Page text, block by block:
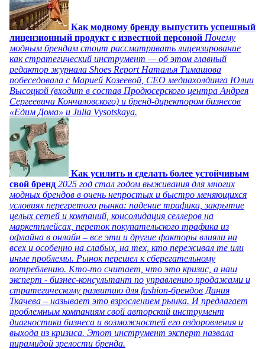
Как модному бренду выпустить успешный
лицензионный продукт с известной персоной Почему
модным брендам стоит рассматривать лицензирование
как стратегический инструмент — об этом главный
редактор журнала Shoes Report Наталья Тимашова
побеседовала с Марией Козеевой, СЕО медиахолдинга Юлии
Высоцкой (входит в состав Продюсерского центра Андрея
Сергеевича Кончаловского) и бренд-директором бизнесов
«Едим Дома» и Julia Vysotskaya.
Как усилить и сделать более устойчивым
свой бренд 2025 год стал годом выживания для многих
модных брендов в очень непростых и быстро меняющихся
условиях перегретого рынка: падение трафика, закрытие
целых сетей и компаний, консолидация селлеров на
маркетплейсах, переток покупательского трафика из
офлайна в онлайн – все эти и другие факторы влияли на
всех и особенно на слабых, на тех, кто переживал те или
иные проблемы. Рынок перешел к сберегательному
потреблению. Кто-то считает, что это кризис, а наш
эксперт - бизнес-консультант по управлению продажами и
стратегическому развитию для fashion-брендов Дания
Ткачева – называет это взрослением рынка. И предлагает
проблемным компаниям свой авторский инструмент
диагностики бизнеса и возможностей его оздоровления и
выхода из кризиса. Этот инструмент эксперт назвала
пирамидой зрелости бренда.